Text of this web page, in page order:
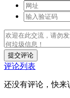
提交评论
评论列表
还没有评论，快来